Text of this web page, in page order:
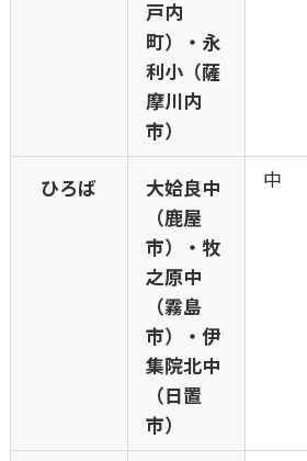
戸内
町）・永
利小（薩
摩川内
市）
ひろば
大姶良中
（鹿屋
市）・牧
之原中
（霧島
市）・伊
集院北中
（日置
市）
中